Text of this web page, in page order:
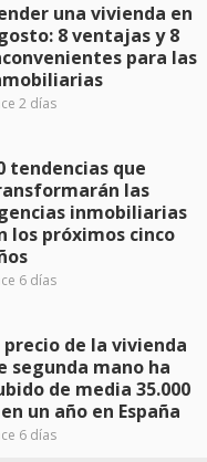
una vivienda en
8 ventajas y 8
para las
2 días
tendencias que
las
inmobiliarias
los próximos cinco
6 días
precio de la vivienda
segunda mano ha
de media 35.000
un año en España
6 días